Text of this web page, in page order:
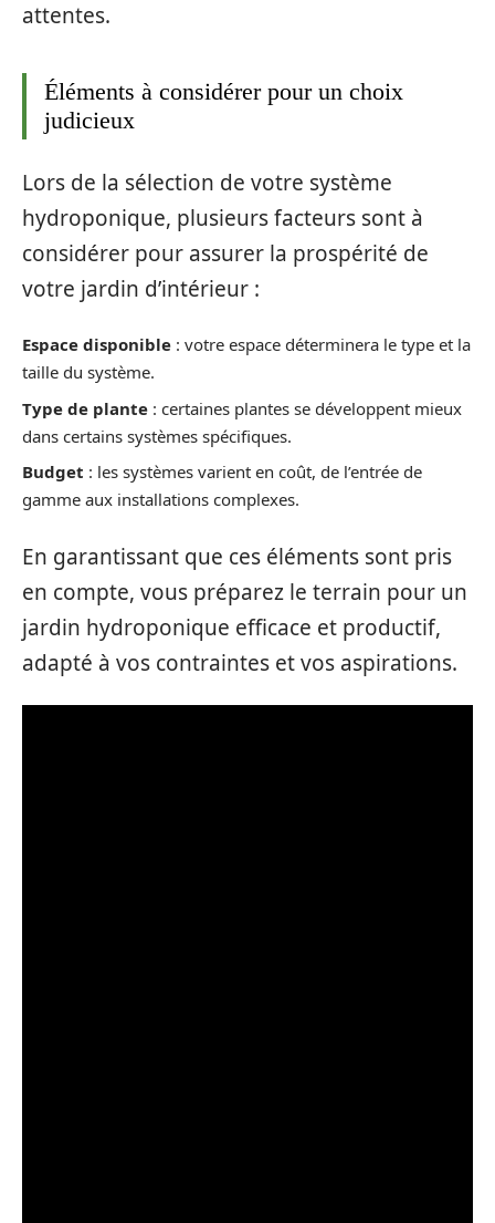
attentes.
Éléments à considérer pour un choix
judicieux
Lors de la sélection de votre système
hydroponique, plusieurs facteurs sont à
considérer pour assurer la prospérité de
votre jardin d’intérieur :
Espace disponible : votre espace déterminera le type et la
taille du système.
Type de plante : certaines plantes se développent mieux
dans certains systèmes spécifiques.
Budget : les systèmes varient en coût, de l’entrée de
gamme aux installations complexes.
En garantissant que ces éléments sont pris
en compte, vous préparez le terrain pour un
jardin hydroponique efficace et productif,
adapté à vos contraintes et vos aspirations.